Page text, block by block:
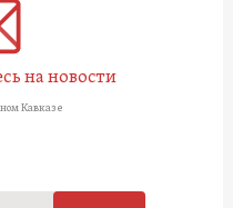
на новости
Кавказе